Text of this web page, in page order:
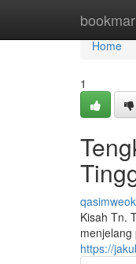
Home
Home
1
Kisah Tn.
https://